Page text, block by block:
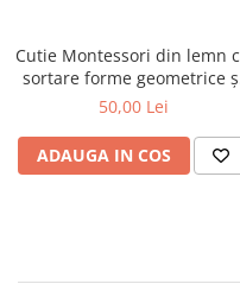
Cutie Montessori din lemn
sortare forme geometrice
sertar
50,00 Lei
ADAUGA IN COS